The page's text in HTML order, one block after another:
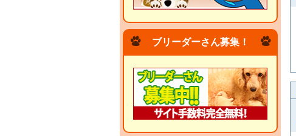
ブリーダーさん募集！